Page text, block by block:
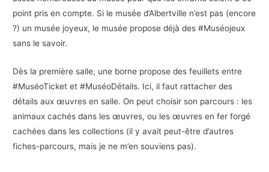
point pris en compte. Si le musée d’Albertville n’est pas (encore
?) un musée joyeux, le musée propose déjà des #Muséojeux
sans le savoir.
Dès la première salle, une borne propose des feuillets entre
#MuséoTicket et #MuséoDétails. Ici, il faut rattacher des
détails aux œuvres en salle. On peut choisir son parcours : les
animaux cachés dans les œuvres, ou les œuvres en fer forgé
cachées dans les collections (il y avait peut-être d’autres
fiches-parcours, mais je ne m’en souviens pas).